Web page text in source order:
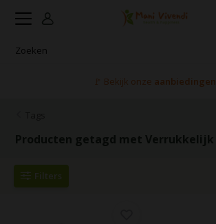
🚩 Bekijk onze aanbiedingen
Producten getagd met Verrukkelijk
Filters